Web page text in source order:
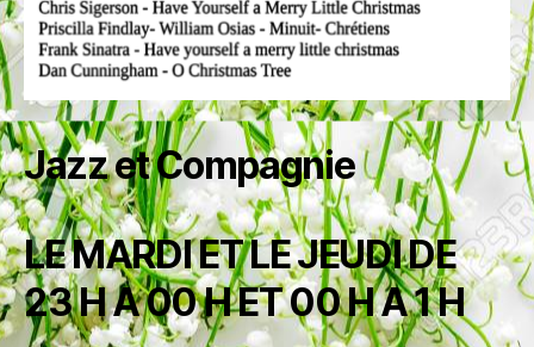
Jazz et Compagnie
LE MARDI ET LE JEUDI DE
23 H A 00 H ET 00 H A 1 H